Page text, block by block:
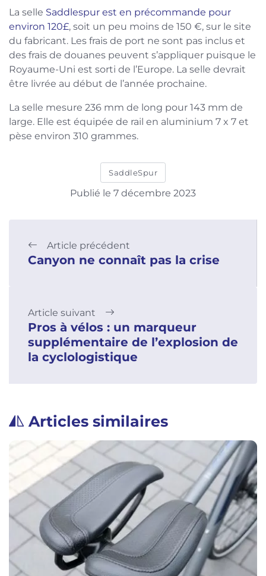
La selle Saddlespur est en précommande pour
environ 120£, soit un peu moins de 150 €, sur le site
du fabricant. Les frais de port ne sont pas inclus et
des frais de douanes peuvent s’appliquer puisque le
Royaume-Uni est sorti de l’Europe. La selle devrait
être livrée au début de l’année prochaine.
La selle mesure 236 mm de long pour 143 mm de
large. Elle est équipée de rail en aluminium 7 x 7 et
pèse environ 310 grammes.
SaddleSpur
Publié le 7 décembre 2023
Article précédent
Canyon ne connaît pas la crise
Article suivant
Pros à vélos : un marqueur
supplémentaire de l’explosion de
la cyclologistique
Articles similaires